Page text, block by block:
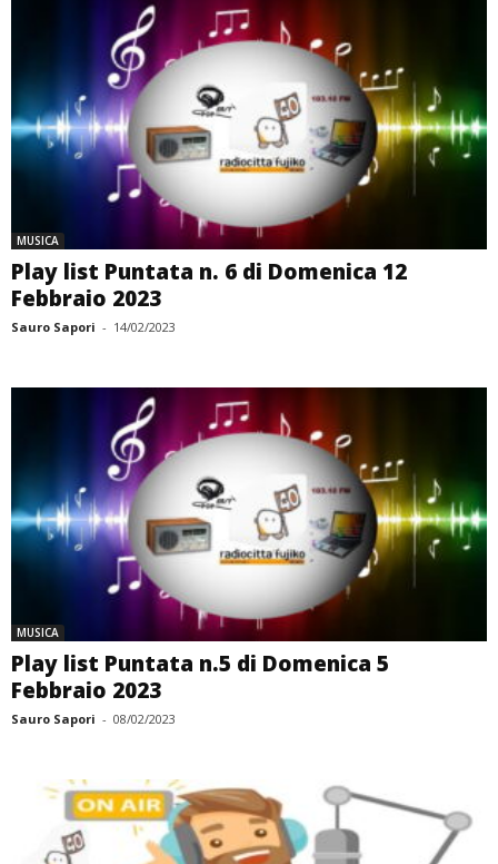
MUSICA
Play list Puntata n. 6 di Domenica 12
Febbraio 2023
Sauro Sapori - 14/02/2023
MUSICA
Play list Puntata n.5 di Domenica 5
Febbraio 2023
Sauro Sapori - 08/02/2023